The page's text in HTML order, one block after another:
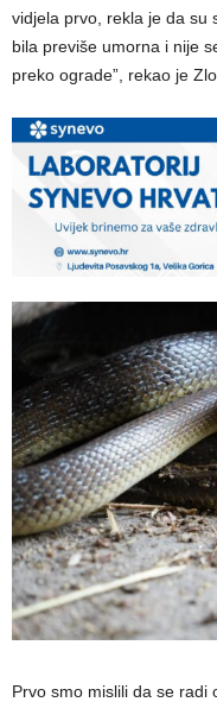
vidjela prvo, rekla je da su
bila previše umorna i nije
preko ograde”, rekao je
Prvo smo mislili da se radi